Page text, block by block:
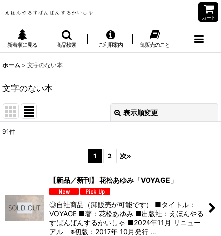
カート
新着順に見る 商品検索 ご利用案内 卸販売のこと
ホーム > 文字のない本
文字のない本
表示順変更
絞り込む
91件
1 2 次»
【新品／新刊】 花松あゆみ「VOYAGE」
◎自社商品（卸販売が可能です） ■タイトル：
VOYAGE ■著：花松あゆみ ■出版社：えほんやる
すばんばんするかいしゃ ■2024年11月 リニュー
アル ※初版：2017年 10月発行 …